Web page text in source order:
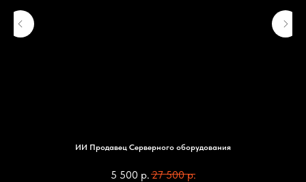
ИИ Продавец Серверного оборудования
5 500 р.27 500 р.